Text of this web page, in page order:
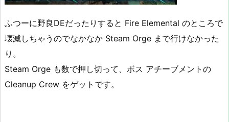
ふつーに野良DEだったりすると Fire Elemental のところで
壊滅しちゃうのでなかなか Steam Orge まで行けなかった
り。
Steam Orge も数で押し切って、ボス アチーブメントの
Cleanup Crew をゲットです。